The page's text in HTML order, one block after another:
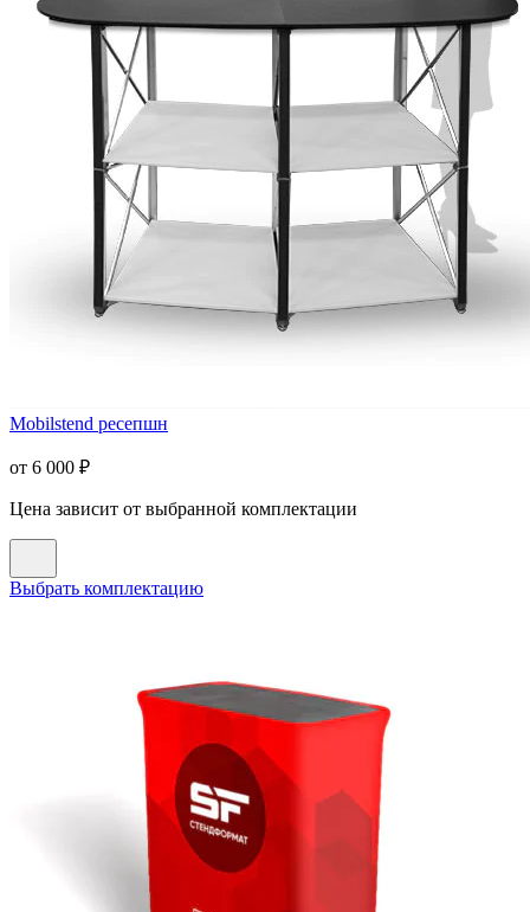
Mobilstend ресепшн
от 6 000 ₽
Цена зависит от выбранной комплектации
Выбрать комплектацию